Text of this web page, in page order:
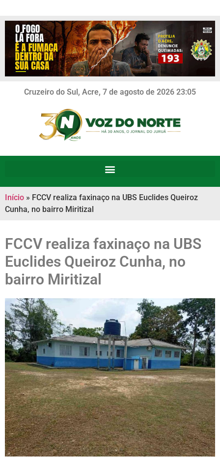
Cruzeiro do Sul, Acre, 7 de agosto de 2026 23:05
Início » FCCV realiza faxinaço na UBS Euclides Queiroz
Cunha, no bairro Miritizal
FCCV realiza faxinaço na UBS
Euclides Queiroz Cunha, no
bairro Miritizal